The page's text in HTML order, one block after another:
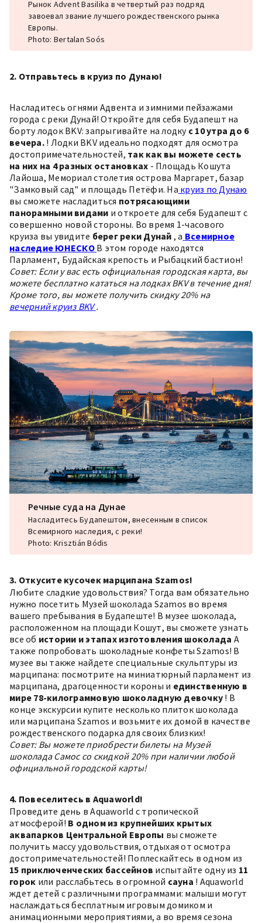
Рынок Advent Basilika в четвертый раз подряд
завоевал звание лучшего рождественского рынка
Европы.
Photo: Bertalan Soós
2. Отправьтесь в круиз по Дунаю!
Насладитесь огнями Адвента и зимними пейзажами
города с реки Дунай! Откройте для себя Будапешт на
борту лодок BKV: запрыгивайте на лодкус 10 утра до 6
вечера.! Лодки BKV идеально подходят для осмотра
достопримечательностей, так как вы можете сесть
на них на 4 разных остановках - Площадь Кошута
Лайоша, Мемориал столетия острова Маргарет, базар
"Замковый сад" и площадь Петёфи. На круиз по Дунаю
вы сможете насладиться потрясающими
панорамными видами и откроете для себя Будапешт с
совершенно новой стороны. Во время 1-часового
круиза вы увидите берег реки Дунай , a Всемирное
наследие ЮНЕСКО В этом городе находятся
Парламент, Будайская крепость и Рыбацкий бастион!
Совет: Если у вас есть официальная городская карта, вы
можете бесплатно кататься на лодках BKV в течение дня!
Кроме того, вы можете получить скидку 20% на
вечерний круиз BKV .
Речные суда на Дунае
Насладитесь Будапештом, внесенным в список
Всемирного наследия, с реки!
Photo: Krisztián Bódis
3. Откусите кусочек марципана Szamos!
Любите сладкие удовольствия? Тогда вам обязательно
нужно посетить Музей шоколада Szamos во время
вашего пребывания в Будапеште! В музее шоколада,
расположенном на площади Кошут, вы сможете узнать
все об истории и этапах изготовления шоколада А
также попробовать шоколадные конфеты Szamos! В
музее вы также найдете специальные скульптуры из
марципана: посмотрите на миниатюрный парламент из
марципана, драгоценности короны и единственную в
мире 78-килограммовую шоколадную девочку ! В
конце экскурсии купите несколько плиток шоколада
или марципана Szamos и возьмите их домой в качестве
рождественского подарка для своих близких!
Совет: Вы можете приобрести билеты на Музей
шоколада Самос со скидкой 20% при наличии любой
официальной городской карты!
4. Повеселитесь в Aquaworld!
Проведите день в Aquaworld с тропической
атмосферой! В одном из крупнейших крытых
аквапарков Центральной Европы вы сможете
получить массу удовольствия, отдыхая от осмотра
достопримечательностей! Поплескайтесь в одном из
15 приключенческих бассейнов испытайте одну из 11
горок или расслабьтесь в огромной сауна ! Aquaworld
ждет детей с различными программами: малыши могут
наслаждаться бесплатным игровым домиком и
анимационными мероприятиями, а во время сезона